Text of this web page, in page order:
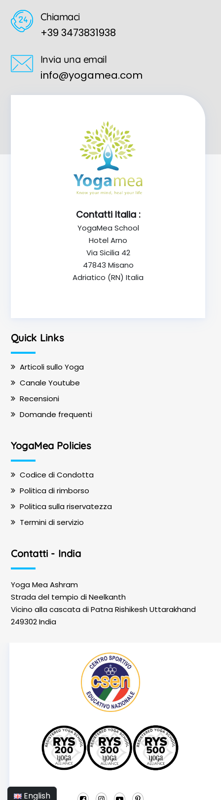
English
Chiamaci
+39 3473831938
Invia una email
info@yogamea.com
Contatti Italia :
YogaMea School
Hotel Arno
Via Sicilia 42
47843 Misano
Adriatico (RN) Italia
Quick Links
Articoli sullo Yoga
Canale Youtube
Recensioni
Domande frequenti
YogaMea Policies
Codice di Condotta
Politica di rimborso
Politica sulla riservatezza
Termini di servizio
Contatti - India
Yoga Mea Ashram
Strada del tempio di Neelkanth
Vicino alla cascata di Patna Rishikesh Uttarakhand
249302 India